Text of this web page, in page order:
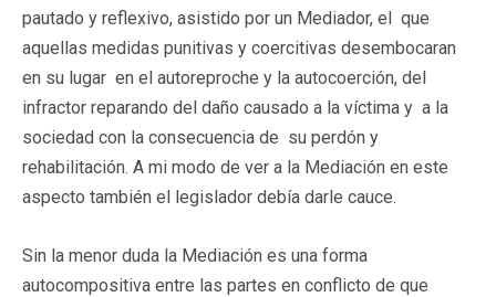
pautado y reflexivo, asistido por un Mediador, el que
aquellas medidas punitivas y coercitivas desembocaran
en su lugar en el autoreproche y la autocoerción, del
infractor reparando del daño causado a la víctima y a la
sociedad con la consecuencia de su perdón y
rehabilitación. A mi modo de ver a la Mediación en este
aspecto también el legislador debía darle cauce.
Sin la menor duda la Mediación es una forma
autocompositiva entre las partes en conflicto de que